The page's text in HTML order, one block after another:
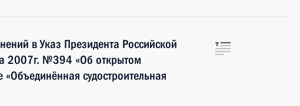
в Указ Президента Российской
2007г. №394 «Об открытом
судостроительная